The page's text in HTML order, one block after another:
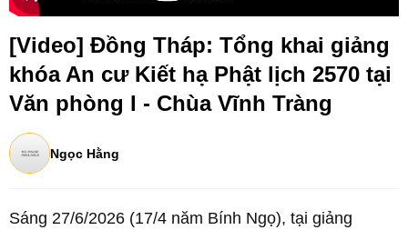
[Video] Đồng Tháp: Tổng khai giảng
khóa An cư Kiết hạ Phật lịch 2570 tại
Văn phòng I - Chùa Vĩnh Tràng
Ngọc Hằng
Sáng 27/6/2026 (17/4 năm Bính Ngọ), tại giảng